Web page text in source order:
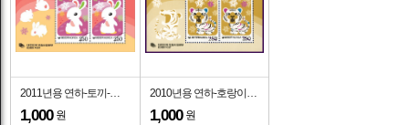
2011년용 연하-토끼-소형시트-2010.12.1일
1,000 원
2010년용 연하-호랑이-소형시트-2009.12.1일
1,000 원